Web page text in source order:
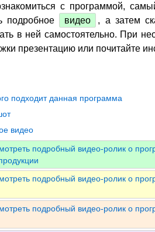
с программой,
подробное
видео , а затем
в ней самостоятельно. При
презентацию или почитайте
подходит данная программа
видео
подробный видео-ролик о
подробный видео-ролик о
подробный видео-ролик о